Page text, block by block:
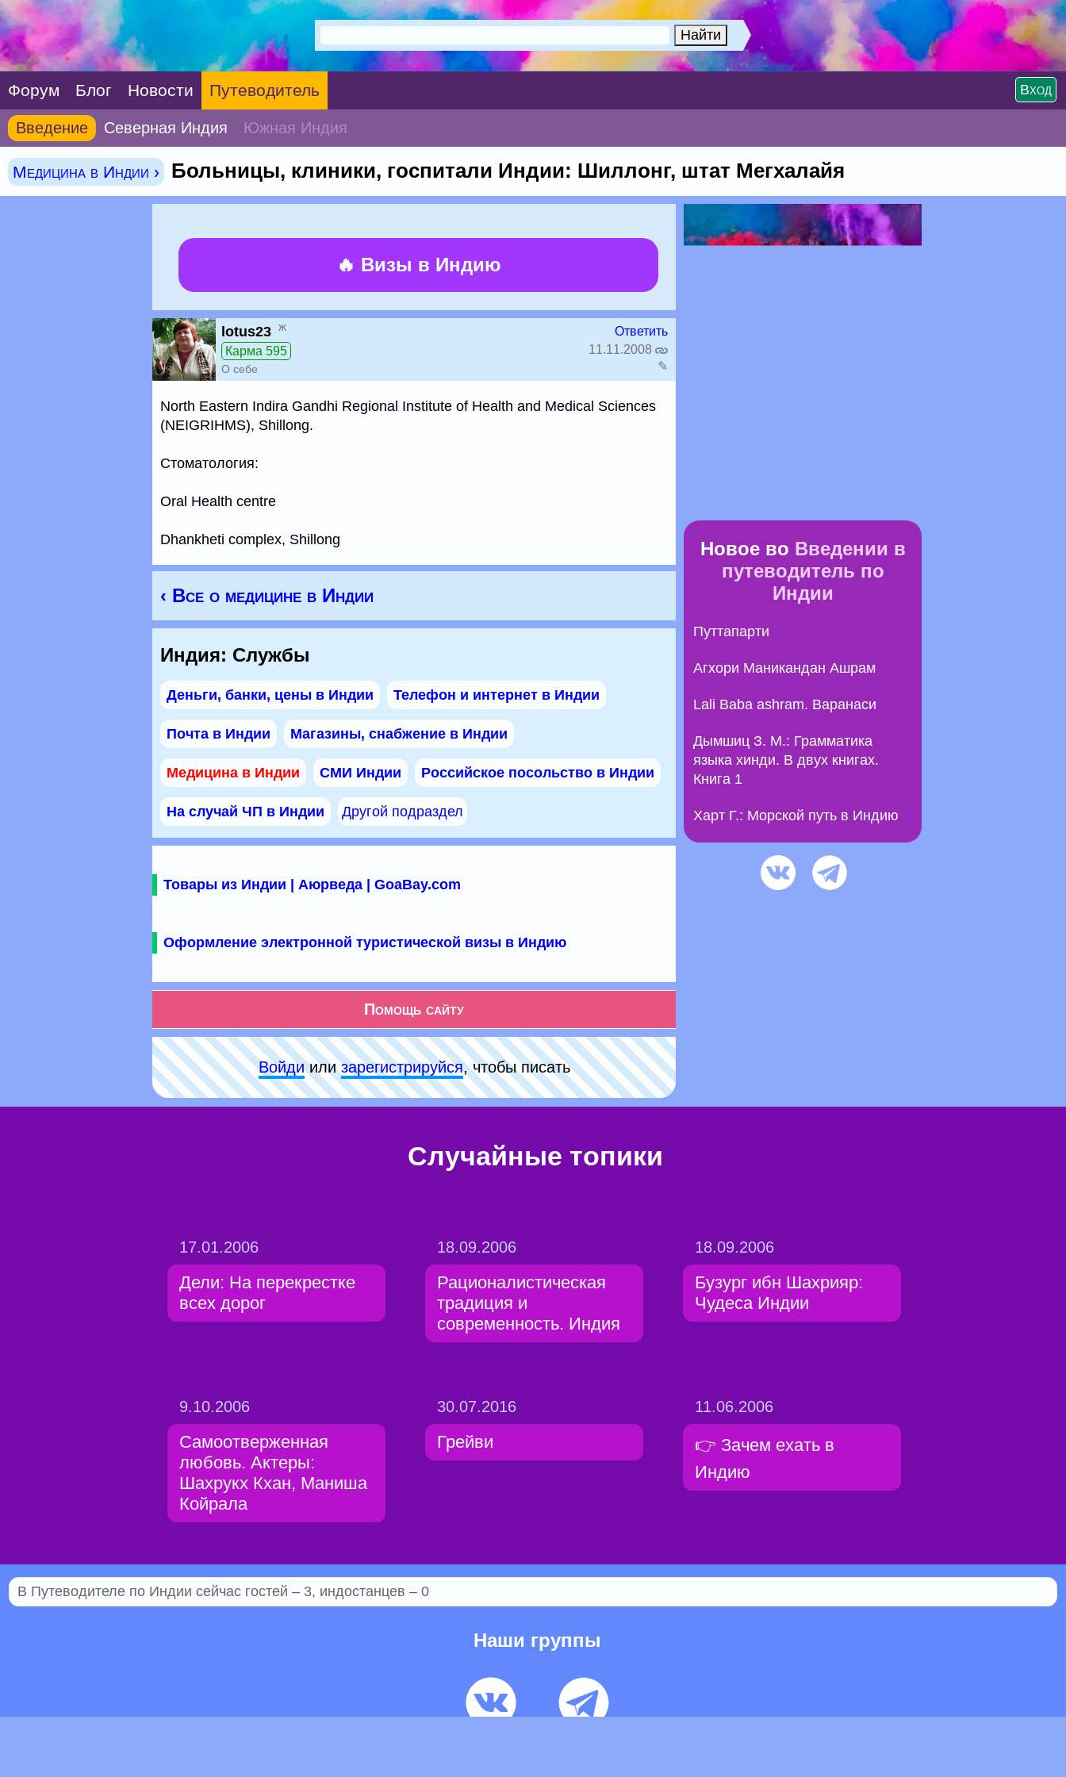
Форум Блог Новости Путеводитель Вход
Введение Северная Индия Южная Индия
Медицина в Индии › Больницы, клиники, госпитали Индии: Шиллонг, штат Мегхалайя
🔥 Визы в Индию
lotus23 ж
Карма 595
О себе
Ответить
11.11.2008
✎
North Eastern Indira Gandhi Regional Institute of Health and Medical Sciences
(NEIGRIHMS), Shillong.
Стоматология:
Oral Health centre
Dhankheti complex, Shillong
‹ Все о медицине в Индии
Индия: Службы
Деньги, банки, цены в Индии Телефон и интернет в Индии
Почта в Индии Магазины, снабжение в Индии
Медицина в Индии СМИ Индии Российское посольство в Индии
На случай ЧП в Индии Другой подраздел
Товары из Индии | Аюрведа | GoaBay.com
Оформление электронной туристической визы в Индию
Помощь сайту
Войдиилизарeгиcтpируйся, чтобы писать
Новое во Введении в
путеводитель по
Индии
Путтапарти
Агхори Маникандан Ашрам
Lali Baba ashram. Варанаси
Дымшиц З. М.: Грамматика
языка хинди. В двух книгах.
Книга 1
Харт Г.: Морской путь в Индию
Случайные топики
17.01.2006
Дели: На перекрестке
всех дорог
18.09.2006
Рационалистическая
традиция и
современность. Индия
18.09.2006
Бузург ибн Шахрияр:
Чудеса Индии
9.10.2006
Самоотверженная
любовь. Актеры:
Шахрукх Кхан, Маниша
Койрала
30.07.2016
Грейви
11.06.2006
👉 Зачем ехать в
Индию
В Путеводителе по Индии сейчас гостей – 3, индостанцев – 0
Наши группы